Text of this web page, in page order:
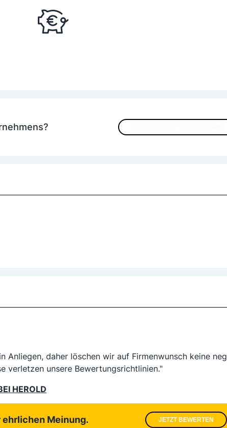
Anliegen, daher löschen wir auf Firmenwunsch keine neg
verletzen unsere Bewertungsrichtlinien."
HEROLD
ehrlichen Meinung. JETZT BEWERTEN